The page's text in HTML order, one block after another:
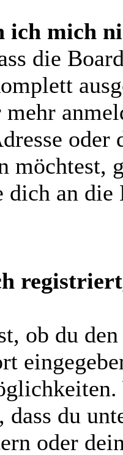
ich mich
die
möchtest,
dich an
ob du
dass du
oder